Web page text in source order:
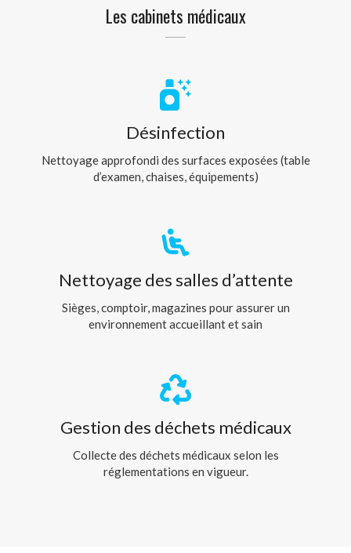
Les cabinets médicaux
Désinfection
Nettoyage approfondi des surfaces exposées (table
d’examen, chaises, équipements)
Nettoyage des salles d’attente
Sièges, comptoir, magazines pour assurer un
environnement accueillant et sain
Gestion des déchets médicaux
Collecte des déchets médicaux selon les
réglementations en vigueur.